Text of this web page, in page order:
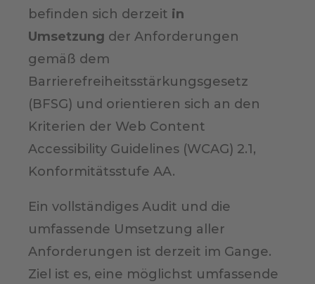
befinden sich derzeit in
Umsetzung der Anforderungen
gemäß dem
Barrierefreiheitsstärkungsgesetz
(BFSG) und orientieren sich an den
Kriterien der Web Content
Accessibility Guidelines (WCAG) 2.1,
Konformitätsstufe AA.
Ein vollständiges Audit und die
umfassende Umsetzung aller
Anforderungen ist derzeit im Gange.
Ziel ist es, eine möglichst umfassende